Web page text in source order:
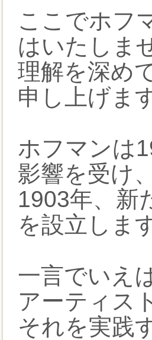
ここでホフ
はいたしま
理解を深め
申し上げま
ホフマンは
影響を受け、
1903年、新
を設立しま
一言でいえ
アーティス
それを実践